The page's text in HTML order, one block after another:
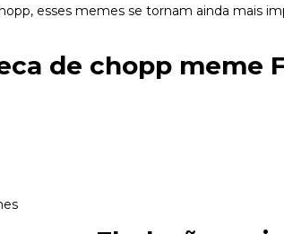
esses memes se tornam ainda mais
de chopp meme